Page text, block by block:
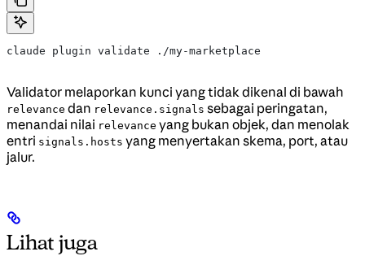
claude plugin validate ./my-marketplace
Validator melaporkan kunci yang tidak dikenal di bawah
relevance dan relevance.signals sebagai peringatan,
menandai nilai relevance yang bukan objek, dan menolak
entri signals.hosts yang menyertakan skema, port, atau
jalur.
Lihat juga